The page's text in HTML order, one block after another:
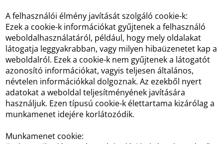
A felhasználói élmény javítását szolgáló cookie-k:
Ezek a cookie-k információkat gyűjtenek a felhasználó
weboldalhasználatáról, például, hogy mely oldalakat
látogatja leggyakrabban, vagy milyen hibaüzenetet kap a
weboldalról. Ezek a cookie-k nem gyűjtenek a látogatót
azonosító információkat, vagyis teljesen általános,
névtelen információkkal dolgoznak. Az ezekből nyert
adatokat a weboldal teljesítményének javítására
használjuk. Ezen típusú cookie-k élettartama kizárólag a
munkamenet idejére korlátozódik.
Munkamenet cookie: